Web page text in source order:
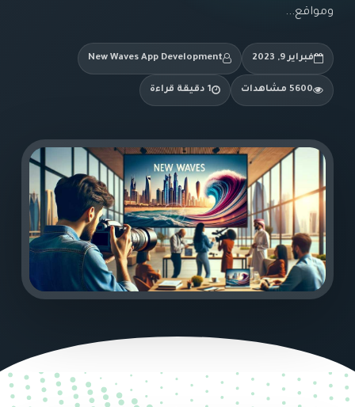
ومواقع...
فبراير 9, 2023 New Waves App Development
5600 مشاهدات 1 دقيقة قراءة